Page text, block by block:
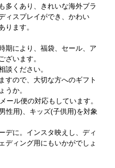
多くあり、きれいな海外ブラ
ィスプレイができ、かわい
ります。
期により、福袋、セール、ア
ざいます。
談ください。
すので、大切な方へのギフト
うか。
ール便の対応もしています。
性用)、キッズ(子供用)を対象
デに。インスタ映えし、ディ
ディング用にもいかがでしょ